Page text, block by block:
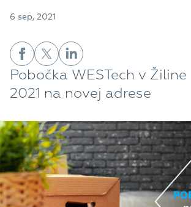
6 sep, 2021
Pobočka WESTech v
2021 na novej adrese